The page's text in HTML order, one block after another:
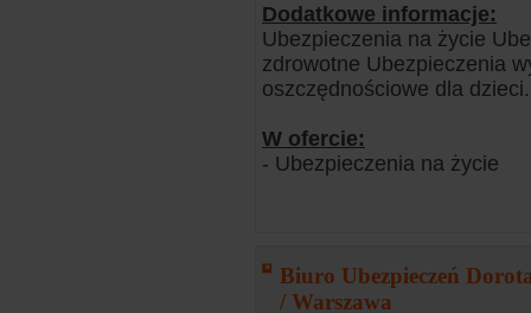
Dodatkowe informacje:
Ubezpieczenia na życie
zdrowotne Ubezpieczenia
oszczędnościowe dla
W ofercie:
- Ubezpieczenia na życie
Biuro Ubezpieczeń
/ Warszawa